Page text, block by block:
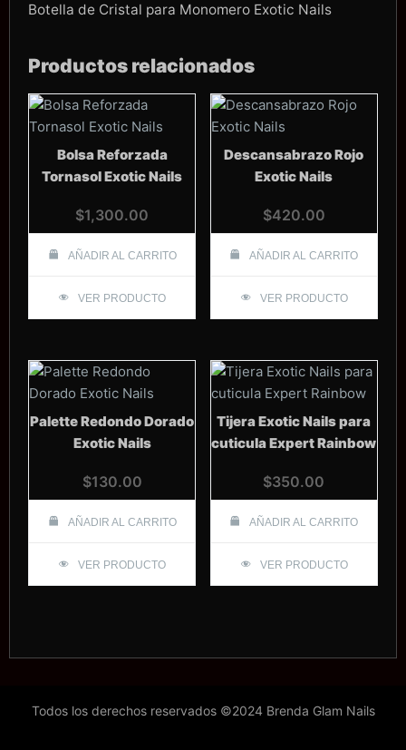
Botella de Cristal para Monomero Exotic Nails
Productos relacionados
Bolsa Reforzada
Tornasol Exotic Nails
$1,300.00
AÑADIR AL CARRITO
VER PRODUCTO
Descansabrazo Rojo
Exotic Nails
$420.00
AÑADIR AL CARRITO
VER PRODUCTO
Palette Redondo Dorado
Exotic Nails
$130.00
AÑADIR AL CARRITO
VER PRODUCTO
Tijera Exotic Nails para
cuticula Expert Rainbow
$350.00
AÑADIR AL CARRITO
VER PRODUCTO
Todos los derechos reservados ©2024 Brenda Glam Nails